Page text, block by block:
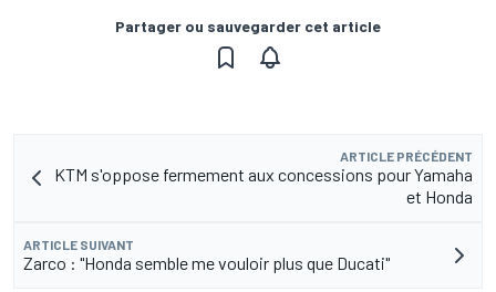
Partager ou sauvegarder cet article
ARTICLE PRÉCÉDENT
KTM s'oppose fermement aux concessions pour Yamaha
et Honda
ARTICLE SUIVANT
Zarco : "Honda semble me vouloir plus que Ducati"